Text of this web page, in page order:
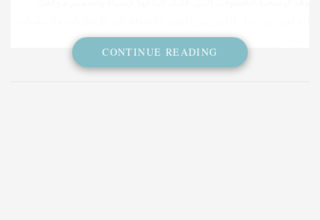
CONTINUE READING